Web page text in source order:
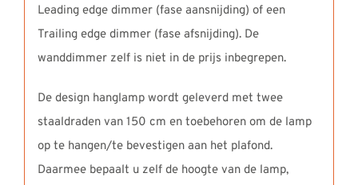
Leading edge dimmer (fase aansnijding) of een
Trailing edge dimmer (fase afsnijding). De
wanddimmer zelf is niet in de prijs inbegrepen.
De design hanglamp wordt geleverd met twee
staaldraden van 150 cm en toebehoren om de lamp
op te hangen/te bevestigen aan het plafond.
Daarmee bepaalt u zelf de hoogte van de lamp,